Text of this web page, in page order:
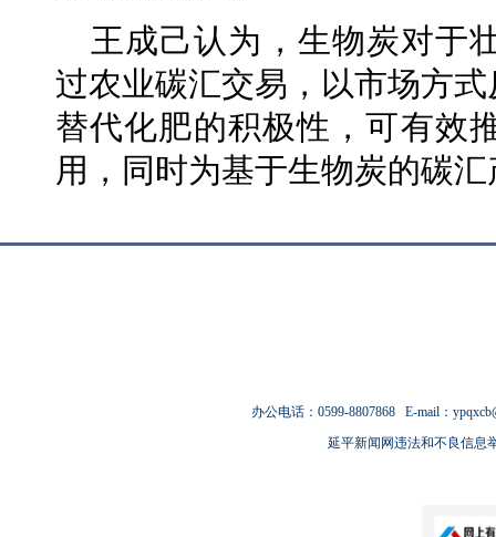
王成己认为，生物炭对于
过农业碳汇交易，以市场方
替代化肥的积极性，可有效
用，同时为基于生物炭的碳
办公电话：0599-8807868 E-mail：
延平新闻网违法和不良信息